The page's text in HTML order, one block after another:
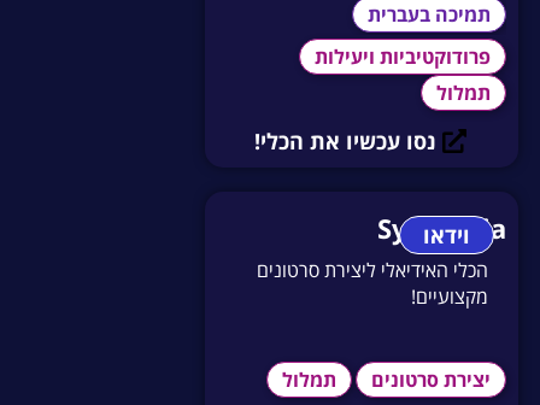
תמיכה בעברית
פרודוקטיביות ויעילות
תמלול
נסו עכשיו את הכלי!
וידאו
Synthesia
הכלי האידיאלי ליצירת סרטונים
מקצועיים!
יצירת סרטונים תמלול